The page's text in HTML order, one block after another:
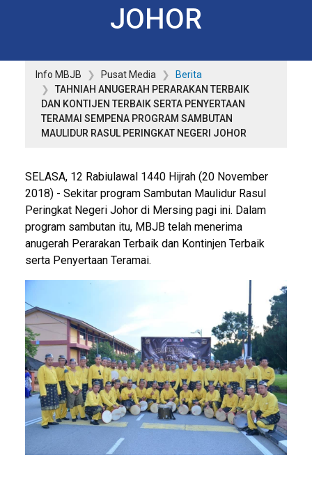
JOHOR
Info MBJB Pusat Media
Berita
TAHNIAH ANUGERAH PERARAKAN TERBAIK
DAN KONTIJEN TERBAIK SERTA PENYERTAAN
TERAMAI SEMPENA PROGRAM SAMBUTAN
MAULIDUR RASUL PERINGKAT NEGERI JOHOR
SELASA, 12 Rabiulawal 1440 Hijrah (20 November
2018) - Sekitar program Sambutan Maulidur Rasul
Peringkat Negeri Johor di Mersing pagi ini. Dalam
program sambutan itu, MBJB telah menerima
anugerah Perarakan Terbaik dan Kontinjen Terbaik
serta Penyertaan Teramai.